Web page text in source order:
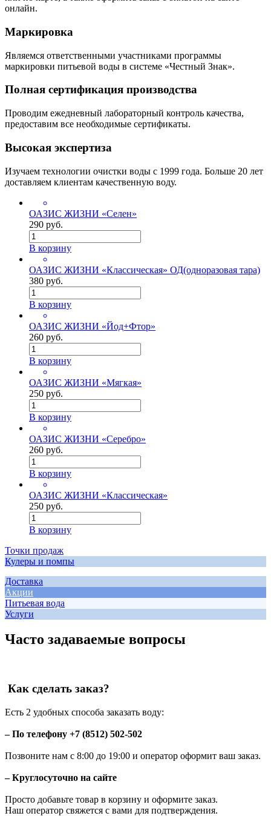
онлайн.
Маркировка
Являемся ответственными участниками программы
маркировки питьевой воды в системе «Честный Знак».
Полная сертификация производства
Проводим ежедневный лабораторный контроль качества,
предоставим все необходимые сертификаты.
Высокая экспертиза
Изучаем технологии очистки воды с 1999 года. Больше 20 лет
доставляем клиентам качественную воду.
ОАЗИС ЖИЗНИ «Селен»
290 руб.
В корзину
ОАЗИС ЖИЗНИ «Классическая» ОД(одноразовая тара)
380 руб.
В корзину
ОАЗИС ЖИЗНИ «Йод+Фтор»
260 руб.
В корзину
ОАЗИС ЖИЗНИ «Мягкая»
250 руб.
В корзину
ОАЗИС ЖИЗНИ «Серебро»
260 руб.
В корзину
ОАЗИС ЖИЗНИ «Классическая»
250 руб.
В корзину
Точки продаж
Кулеры и помпы
Доставка
Акции
Питьевая вода
Услуги
Часто задаваемые вопросы
Как сделать заказ?
Есть 2 удобных способа заказать воду:
– По телефону +7 (8512) 502-502
Позвоните нам с 8:00 до 19:00 и оператор оформит ваш заказ.
– Круглосуточно на сайте
Просто добавьте товар в корзину и оформите заказ.
Наш оператор свяжется с вами для подтверждения.